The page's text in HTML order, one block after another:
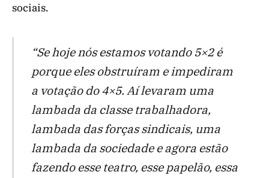
sociais.
“Se hoje nós estamos votando 5×2 é
porque eles obstruíram e impediram
a votação do 4×5. Aí levaram uma
lambada da classe trabalhadora,
lambada das forças sindicais, uma
lambada da sociedade e agora estão
fazendo esse teatro, esse papelão, essa